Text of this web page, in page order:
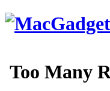
Direkt
zum